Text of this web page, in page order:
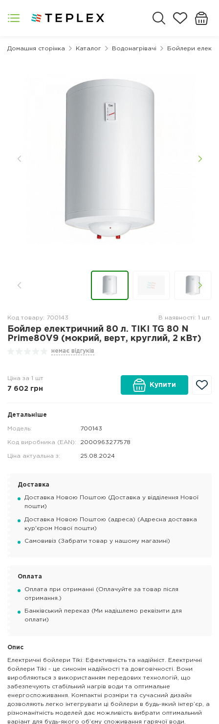
Домашня сторінка Каталог Водонагрівачі Бойлери
Код товару: 700143 В наявності: 1 шт.
Бойлер електричний 80 л. TIKI TG 80 N
Prime80V9 (мокрий, верт, круглий, 2 кВт)
немає відгуків
Ціна за 1 шт
7 602 грн
Купити
Детальніше
Модель: 700143
Код виробника (EAN): 2000963277578
Ціна актуальна з: 25.08.2024
Доставка
Доставка Новою Поштою (Доставка у відділення Нової
пошти)
Доставка Новою Поштою (адреса) (Адресна доставка
кур'єром Нової пошти)
Самовивіз (Забрати товар у нашому магазині)
Оплата
Оплата при отриманні (Оплачуйте за товар після
отримання.)
Банківський переказ (Ми надішлемо реквізити для
оплати)
Опис
Електричні бойлери Tiki: Ефективність та надійніст. Електричні
бойлери Tiki - це синонім надійності та довговічності. Вони
виробляються з використанням передових технологій, що
забезпечують стабільний нагрів води та оптимальне
енергоспоживання. Компактні розміри та сучасний дизайн
дозволяють легко інтегрувати ці бойлери в будь-який інтер’єр, а
різноманітність моделей дає можливість вибрати оптимальний
варіант для будь-якого об’єму споживання гарячої води.